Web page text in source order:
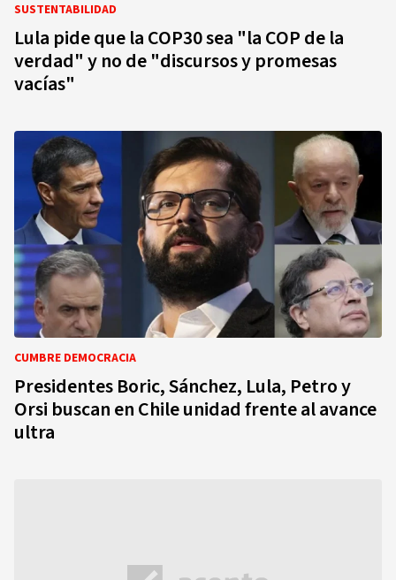
SUSTENTABILIDAD
Lula pide que la COP30 sea "la COP de la
verdad" y no de "discursos y promesas
vacías"
CUMBRE DEMOCRACIA
Presidentes Boric, Sánchez, Lula, Petro y
Orsi buscan en Chile unidad frente al avance
ultra